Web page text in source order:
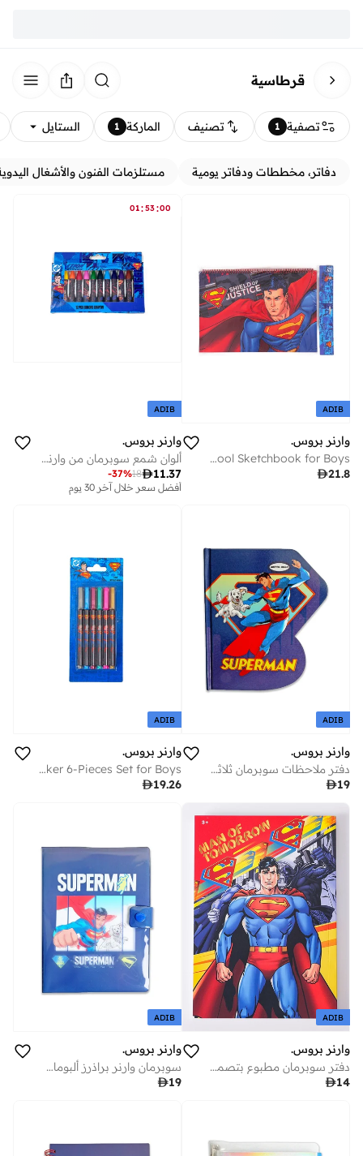
قرطاسية
تصفية 1 تصنيف الماركة 1 الستايل
دفاتر، مخططات ودفاتر يومية مستلزمات الفنون والأشغال
ADIB
وارنر بروس.
DC Superman Superpower A3 School Sketchbook for Boys
21.8
01:53:00
ADIB
وارنر بروس.
ألوان شمع سوبرمان من وارنر براذرز قطعة
11.37
18
-37%
أفضل سعر خلال آخر 30 يوم
ADIB
وارنر بروس.
دفتر ملاحظات سوبرمان ثلاثي الأبعاد بغلاف مقوى من وارنر براذرز
19
ADIB
وارنر بروس.
DC Superman Super Power School Metallic Marker 6-Pieces Set for Boys
19.26
ADIB
وارنر بروس.
دفتر سوبرمان مطبوع بتصميم رائع
14
ADIB
وارنر بروس.
سوبرمان وارنر براذرز ألبومات * سم
19